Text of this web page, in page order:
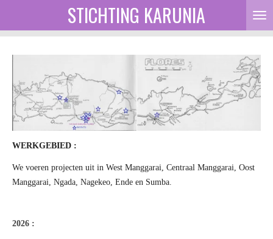
naar
STICHTING KARUNIA
WERKGEBIED :
We voeren projecten uit in West Manggarai, Centraal Manggarai, Oost
Manggarai, Ngada, Nagekeo, Ende en Sumba.
2026 :